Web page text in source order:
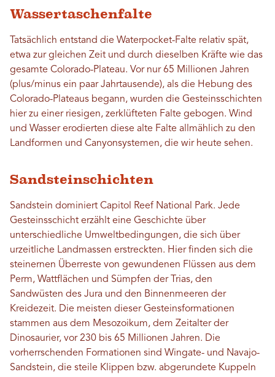
Wassertaschenfalte
Tatsächlich entstand die Waterpocket-Falte relativ spät,
etwa zur gleichen Zeit und durch dieselben Kräfte wie das
gesamte Colorado-Plateau. Vor nur 65 Millionen Jahren
(plus/minus ein paar Jahrtausende), als die Hebung des
Colorado-Plateaus begann, wurden die Gesteinsschichten
hier zu einer riesigen, zerklüfteten Falte gebogen. Wind
und Wasser erodierten diese alte Falte allmählich zu den
Landformen und Canyonsystemen, die wir heute sehen.
Sandsteinschichten
Sandstein dominiert Capitol Reef National Park. Jede
Gesteinsschicht erzählt eine Geschichte über
unterschiedliche Umweltbedingungen, die sich über
urzeitliche Landmassen erstreckten. Hier finden sich die
steinernen Überreste von gewundenen Flüssen aus dem
Perm, Wattflächen und Sümpfen der Trias, den
Sandwüsten des Jura und den Binnenmeeren der
Kreidezeit. Die meisten dieser Gesteinsformationen
stammen aus dem Mesozoikum, dem Zeitalter der
Dinosaurier, vor 230 bis 65 Millionen Jahren. Die
vorherrschenden Formationen sind Wingate- und Navajo-
Sandstein, die steile Klippen bzw. abgerundete Kuppeln